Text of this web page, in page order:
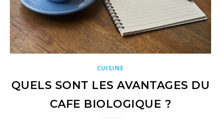
CUISINE
QUELS SONT LES AVANTAGES DU
CAFE BIOLOGIQUE ?